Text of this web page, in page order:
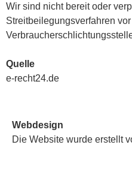
Wir sind nicht bereit oder
Streitbeilegungsverfahren
Quelle
e-recht24.de
Webdesign
Die Website wurde erstellt